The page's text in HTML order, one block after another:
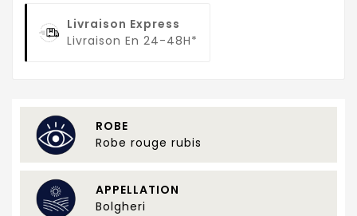
Livraison Express
Livraison En 24-48H*
ROBE
Robe rouge rubis
APPELLATION
Bolgheri